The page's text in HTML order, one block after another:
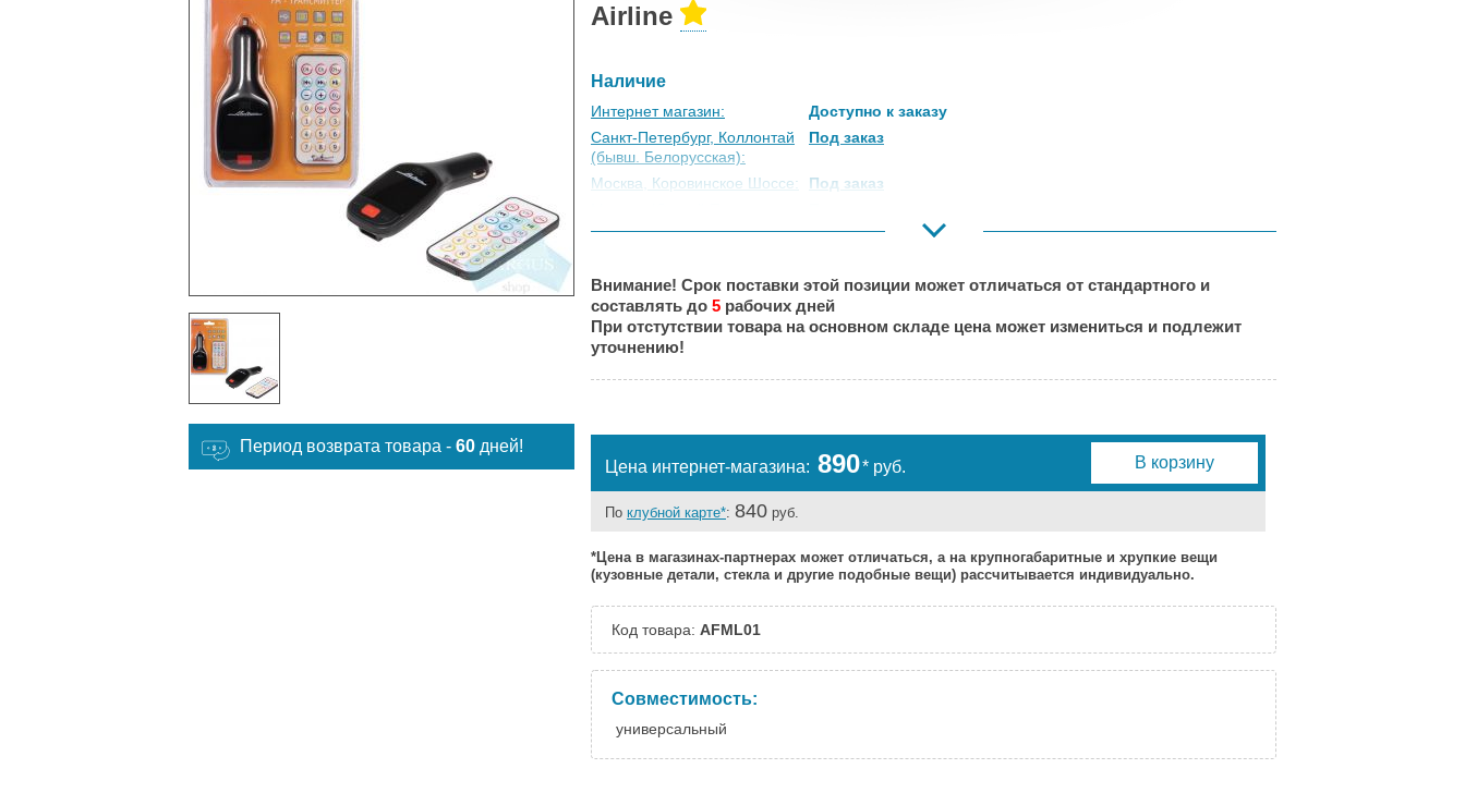
Период возврата товара - 60 дней!
Airline
Наличие
Интернет магазин:
Доступно к заказу
Санкт-Петербург, Коллонтай
(бывш. Белорусская):
Под заказ
Москва, Коровинское Шоссе:
Под заказ
Великий Новгород:
Под заказ
Нальчик:
Под заказ
Самара:
Под заказ
Тверь:
Внимание! Срок поставки этой позиции может отличаться от стандартного и
составлять до 5 рабочих дней
При отстутствии товара на основном складе цена может измениться и подлежит
уточнению!
Цена интернет-магазина: 890* руб. В корзину
По клубной карте*: 840 руб.
*Цена в магазинах-партнерах может отличаться, а на крупногабаритные и хрупкие вещи
(кузовные детали, стекла и другие подобные вещи) рассчитывается индивидуально.
Код товара: AFML01
Совместимость:
универсальный